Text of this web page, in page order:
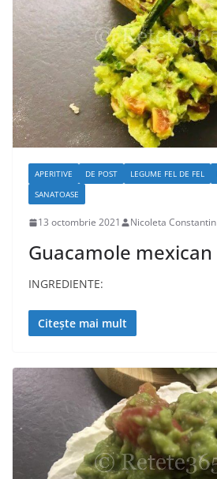
APERITIVE DE POST LEGUME FEL DE FEL
SANATOASE
13 octombrie 2021 Nicoleta Constantin
Guacamole mexican
INGREDIENTE:
Citește mai mult